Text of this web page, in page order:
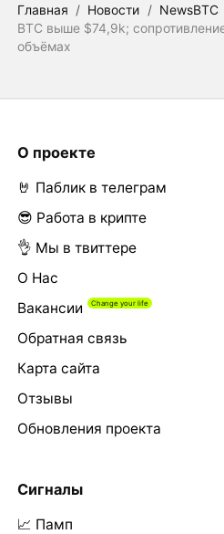
Главная / Новости / NewsBTC
BTC выше $74,9k;
объёмах
О проекте
🤘 Паблик в телеграм
😎 Работа в крипте
👌 Мы в твиттере
О Нас
Вакансии
Обратная связь
Карта сайта
Отзывы
Обновления проекта
Сигналы
📈 Памп